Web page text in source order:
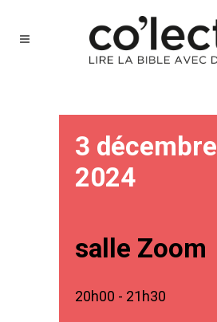
3 décembre
2024
salle Zoom
20h00 - 21h30